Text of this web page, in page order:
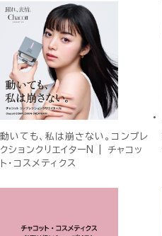
動いても、私は崩さない。コンプレ
クションクリエイターN | チャコッ
ト・コスメティクス